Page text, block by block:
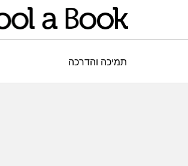
תמיכה והדרכה